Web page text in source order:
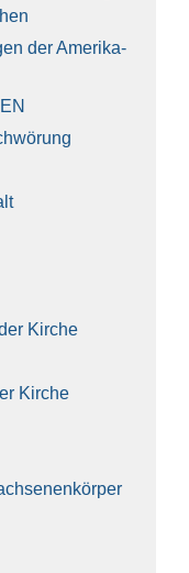
der Ame­ri­ka­
Kir­che
Kir­che